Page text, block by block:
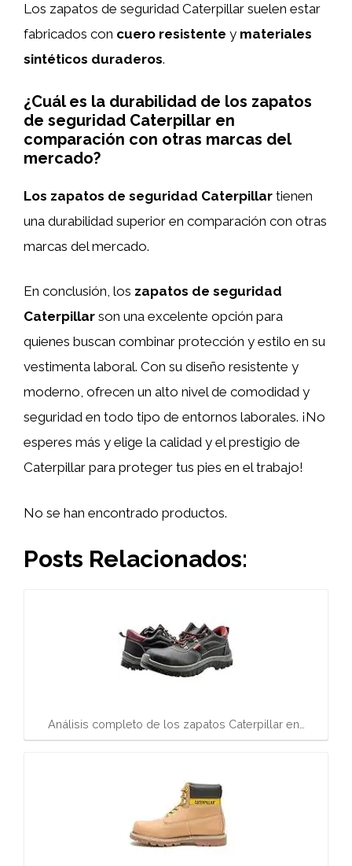
Los zapatos de seguridad Caterpillar suelen estar
fabricados con cuero resistente y materiales
sintéticos duraderos.
¿Cuál es la durabilidad de los zapatos
de seguridad Caterpillar en
comparación con otras marcas del
mercado?
Los zapatos de seguridad Caterpillar tienen
una durabilidad superior en comparación con otras
marcas del mercado.
En conclusión, los zapatos de seguridad
Caterpillar son una excelente opción para
quienes buscan combinar protección y estilo en su
vestimenta laboral. Con su diseño resistente y
moderno, ofrecen un alto nivel de comodidad y
seguridad en todo tipo de entornos laborales. ¡No
esperes más y elige la calidad y el prestigio de
Caterpillar para proteger tus pies en el trabajo!
No se han encontrado productos.
Posts Relacionados:
Análisis completo de los zapatos Caterpillar en…